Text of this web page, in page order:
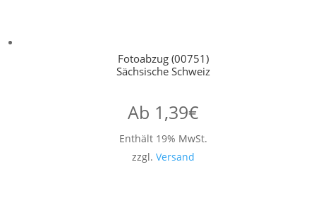
Fotoabzug (00751)
Sächsische Schweiz
Ab 1,39€
Enthält 19% MwSt.
zzgl. Versand